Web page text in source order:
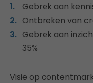
Gebrek aan
Ontbreken van
Gebrek aan
35%
Visie op